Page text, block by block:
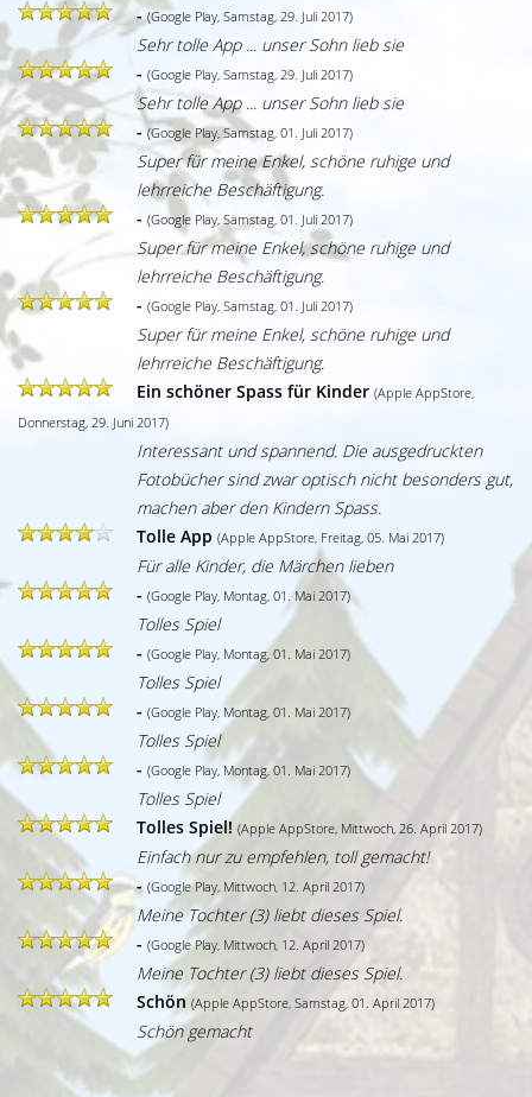
-(Google Play, Samstag, 29. Juli 2017)
Sehr tolle App ... unser Sohn lieb sie
- (Google Play, Samstag, 29. Juli 2017)
Sehr tolle App ... unser Sohn lieb sie
-(Google Play, Samstag, 01. Juli 2017)
Super für meine Enkel, schöne ruhige und
lehrreiche Beschäftigung.
- (Google Play, Samstag, 01. Juli 2017)
Super für meine Enkel, schöne ruhige und
lehrreiche Beschäftigung.
- (Google Play, Samstag, 01. Juli 2017)
Super für meine Enkel, schöne ruhige und
lehrreiche Beschäftigung.
Ein schöner Spass für Kinder (Apple AppStore,
Donnerstag, 29. Juni 2017)
Interessant und spannend. Die ausgedruckten
Fotobücher sind zwar optisch nicht besonders gut,
machen aber den Kindern Spass.
Tolle App (Apple AppStore, Freitag, 05. Mai 2017)
Für alle Kinder, die Märchen lieben
- (Google Play, Montag, 01. Mai 2017)
Tolles Spiel
- (Google Play, Montag, 01. Mai 2017)
Tolles Spiel
- (Google Play, Montag, 01. Mai 2017)
Tolles Spiel
- (Google Play, Montag, 01. Mai 2017)
Tolles Spiel
Tolles Spiel! (Apple AppStore, Mittwoch, 26. April 2017)
Einfach nur zu empfehlen, toll gemacht!
- (Google Play, Mittwoch, 12. April 2017)
Meine Tochter (3) liebt dieses Spiel.
- (Google Play, Mittwoch, 12. April 2017)
Meine Tochter (3) liebt dieses Spiel.
Schön (Apple AppStore, Samstag, 01. April 2017)
Schön gemacht